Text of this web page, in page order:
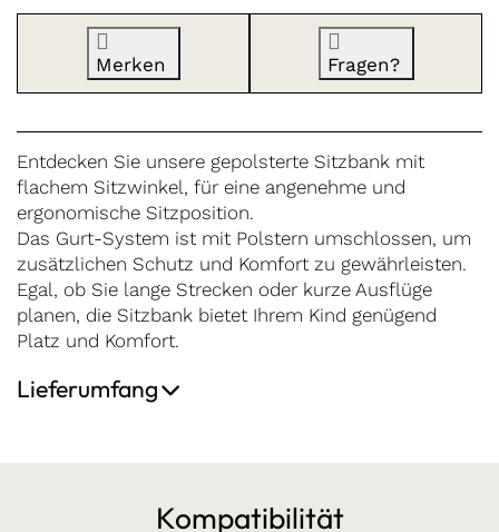
Merken Fragen?
Entdecken Sie unsere gepolsterte Sitzbank mit
flachem Sitzwinkel, für eine angenehme und
ergonomische Sitzposition.
Das Gurt-System ist mit Polstern umschlossen, um
zusätzlichen Schutz und Komfort zu gewährleisten.
Egal, ob Sie lange Strecken oder kurze Ausflüge
planen, die Sitzbank bietet Ihrem Kind genügend
Platz und Komfort.
Lieferumfang
Kompatibilität